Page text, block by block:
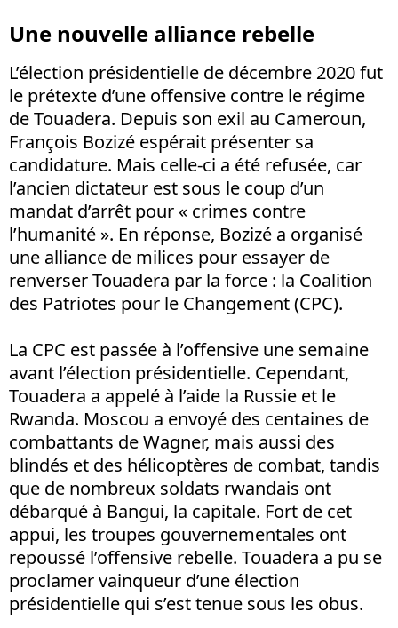
Une nouvelle alliance rebelle
L’élection présidentielle de décembre 2020 fut
le prétexte d’une offensive contre le régime
de Touadera. Depuis son exil au Cameroun,
François Bozizé espérait présenter sa
candidature. Mais celle-ci a été refusée, car
l’ancien dictateur est sous le coup d’un
mandat d’arrêt pour « crimes contre
l’humanité ». En réponse, Bozizé a organisé
une alliance de milices pour essayer de
renverser Touadera par la force : la Coalition
des Patriotes pour le Changement (CPC).
La CPC est passée à l’offensive une semaine
avant l’élection présidentielle. Cependant,
Touadera a appelé à l’aide la Russie et le
Rwanda. Moscou a envoyé des centaines de
combattants de Wagner, mais aussi des
blindés et des hélicoptères de combat, tandis
que de nombreux soldats rwandais ont
débarqué à Bangui, la capitale. Fort de cet
appui, les troupes gouvernementales ont
repoussé l’offensive rebelle. Touadera a pu se
proclamer vainqueur d’une élection
présidentielle qui s’est tenue sous les obus.